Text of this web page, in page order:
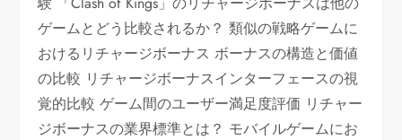
ゲームとどう比較されるか？ 類似の戦略ゲームに
おけるリチャージボーナス ボーナスの構造と価値
の比較 リチャージボーナスインターフェースの視
覚的比較 ゲーム間のユーザー満足度評価 リチャー
ジボーナスの業界標準とは？ モバイルゲームにお